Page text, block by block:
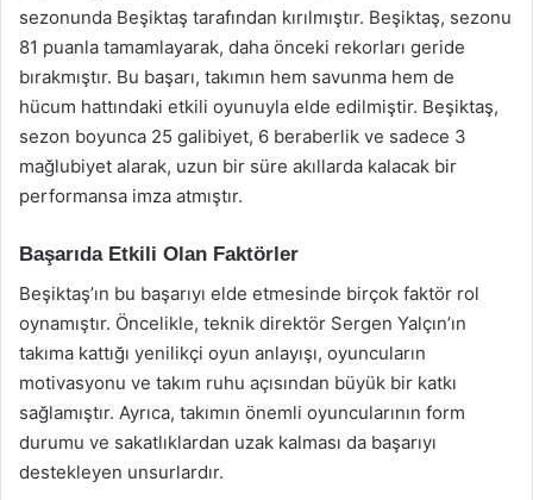
sezonunda Beşiktaş tarafından kırılmıştır. Beşiktaş, sezonu
81 puanla tamamlayarak, daha önceki rekorları geride
bırakmıştır. Bu başarı, takımın hem savunma hem de
hücum hattındaki etkili oyunuyla elde edilmiştir. Beşiktaş,
sezon boyunca 25 galibiyet, 6 beraberlik ve sadece 3
mağlubiyet alarak, uzun bir süre akıllarda kalacak bir
performansa imza atmıştır.
Başarıda Etkili Olan Faktörler
Beşiktaş’ın bu başarıyı elde etmesinde birçok faktör rol
oynamıştır. Öncelikle, teknik direktör Sergen Yalçın’ın
takıma kattığı yenilikçi oyun anlayışı, oyuncuların
motivasyonu ve takım ruhu açısından büyük bir katkı
sağlamıştır. Ayrıca, takımın önemli oyuncularının form
durumu ve sakatlıklardan uzak kalması da başarıyı
destekleyen unsurlardır.